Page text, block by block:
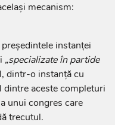
mecanism:
instanței
„specializate în partide
dintr-o instanță cu
dintre aceste completuri
unui congres care
trecutul.